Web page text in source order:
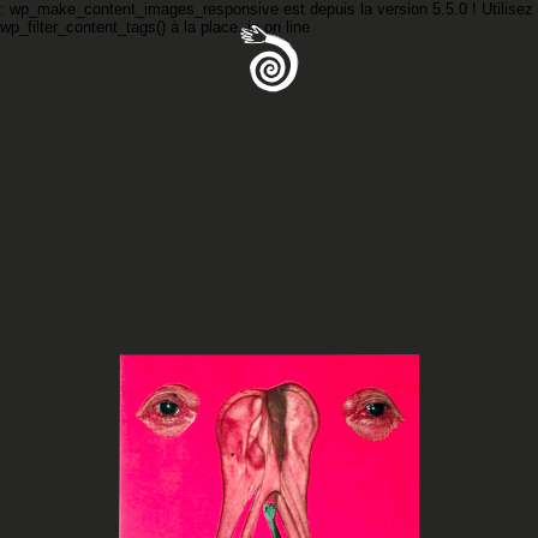
: wp_make_content_images_responsive est depuis la version 5.5.0 ! Utilisez
wp_filter_content_tags() à la place. inon line